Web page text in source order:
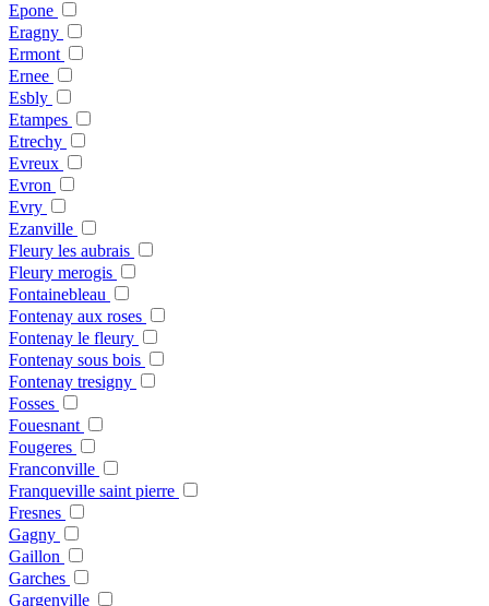
Epone
Eragny
Ermont
Ernee
Esbly
Etampes
Etrechy
Evreux
Evron
Evry
Ezanville
Fleury les aubrais
Fleury merogis
Fontainebleau
Fontenay aux roses
Fontenay le fleury
Fontenay sous bois
Fontenay tresigny
Fosses
Fouesnant
Fougeres
Franconville
Franqueville saint pierre
Fresnes
Gagny
Gaillon
Garches
Gargenville